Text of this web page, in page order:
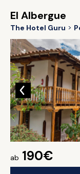
El Albergue
The Hotel Guru
ab 190€